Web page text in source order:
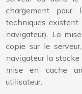
chargement pour
techniques existent
navigateur). La
copie sur le
navigateur la stocke
mise en cache
utilisateur.